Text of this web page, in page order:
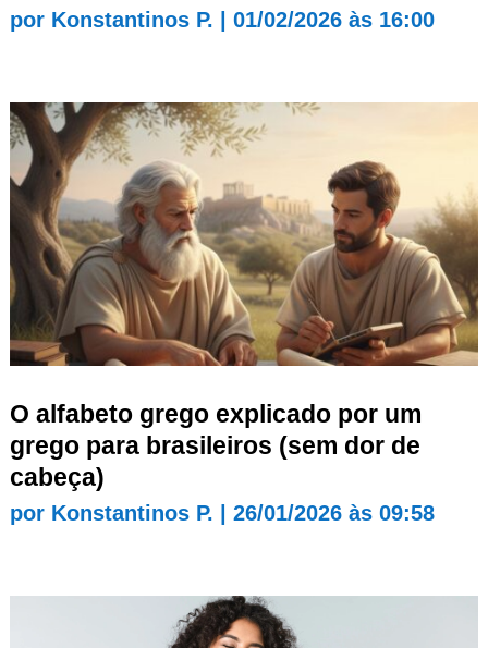
por Konstantinos P. 01/02/2026 às 16:00
O alfabeto grego explicado por um
grego para brasileiros (sem dor de
cabeça)
por Konstantinos P. 26/01/2026 às 09:58